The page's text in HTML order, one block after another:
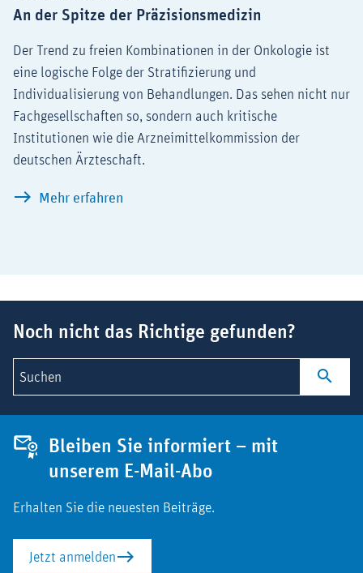
An der Spitze der Präzisionsmedizin
Der Trend zu freien Kombinationen in der Onkologie ist
eine logische Folge der Stratifizierung und
Individualisierung von Behandlungen. Das sehen nicht nur
Fachgesellschaften so, sondern auch kritische
Institutionen wie die Arzneimittelkommission der
deutschen Ärzteschaft.
Mehr erfahren
Noch nicht das Richtige gefunden?
Suchen
Bleiben Sie informiert – mit
unserem E-Mail-Abo
Erhalten Sie die neuesten Beiträge.
Jetzt anmelden